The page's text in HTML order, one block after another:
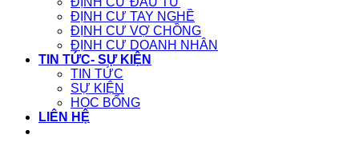
ĐỊNH CƯ TAY NGHỀ
ĐỊNH CƯ VỢ CHỒNG
ĐỊNH CƯ DOANH NHÂN
TIN TỨC- SỰ KIỆN
TIN TỨC
SỰ KIỆN
HỌC BỔNG
LIÊN HỆ